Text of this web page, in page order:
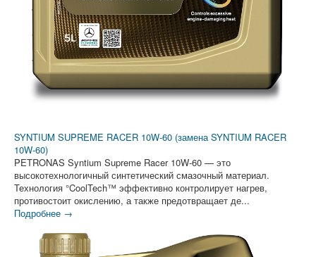
SYNTIUM SUPREME RACER 10W-60 (замена SYNTIUM RACER
10W-60)
PETRONAS Syntium Supreme Racer 10W-60 — это
высокотехнологичный синтетический смазочный материал.
Технология °CoolTech™ эффективно контролирует нагрев,
противостоит окислению, а также предотвращает де...
Подробнее →